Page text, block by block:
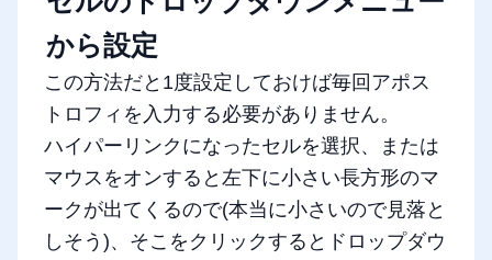
から設定
この方法だと1度設定しておけば毎回アポス
トロフィを入力する必要がありません。
ハイパーリンクになったセルを選択、または
マウスをオンすると左下に小さい長方形のマ
ークが出てくるので(本当に小さいので見落と
しそう)、そこをクリックするとドロップダウ